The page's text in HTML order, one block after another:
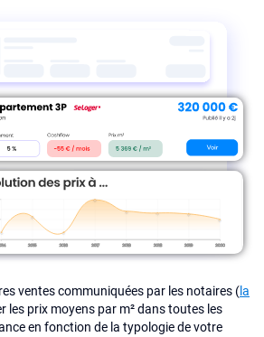
ventes communiquées par les notaires (la
les prix moyens par m² dans toutes les
en fonction de la typologie de votre